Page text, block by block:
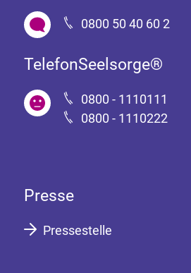
0800 50 40 60 2
TelefonSeelsorge®
0800 - 1110111
0800 - 1110222
Presse
Pressestelle